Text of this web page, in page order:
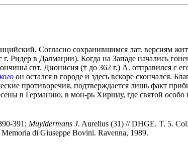
Согласно сохранившимся лат. версиям
Ридер в Далмации). Когда на Западе начались
свт. Дионисия († до 362 г.) А. отправился с
он остался в городе и здесь вскоре скончался.
противоречия, подтверждается лишь факт
в Германию, в мон-рь Хиршау, где святой особо
391; Muyldermans J. Aurelius (31) // DHGE. T. 5.
di Giuseppe Bovini. Ravenna, 1989.